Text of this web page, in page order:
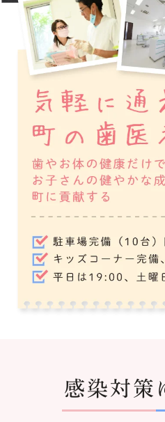
感染対策